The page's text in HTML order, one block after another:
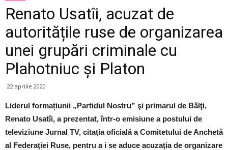
Renato Usatîi, acuzat de
autoritățile ruse de organizarea
unei grupări criminale cu
Plahotniuc și Platon
22 aprilie 2020
Liderul formațiunii „Partidul Nostru” şi primarul de Bălţi,
Renato Usatîi, a prezentat, într-o emisiune a postului de
televiziune Jurnal TV, citaţia oficială a Comitetului de Anchetă
al Federaţiei Ruse, pentru a i se aduce acuzaţia de organizare